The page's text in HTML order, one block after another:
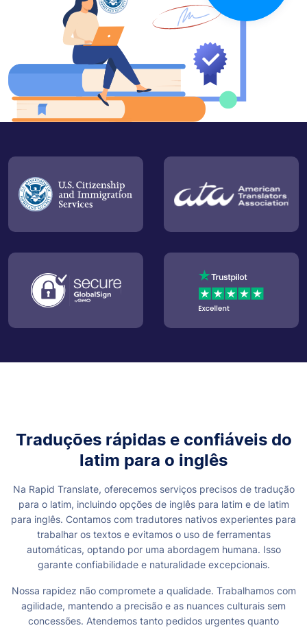
Traduções rápidas e confiáveis do
latim para o inglês
Na Rapid Translate, oferecemos serviços precisos de tradução
para o latim, incluindo opções de inglês para latim e de latim
para inglês. Contamos com tradutores nativos experientes para
trabalhar os textos e evitamos o uso de ferramentas
automáticas, optando por uma abordagem humana. Isso
garante confiabilidade e naturalidade excepcionais.
Nossa rapidez não compromete a qualidade. Trabalhamos com
agilidade, mantendo a precisão e as nuances culturais sem
concessões. Atendemos tanto pedidos urgentes quanto